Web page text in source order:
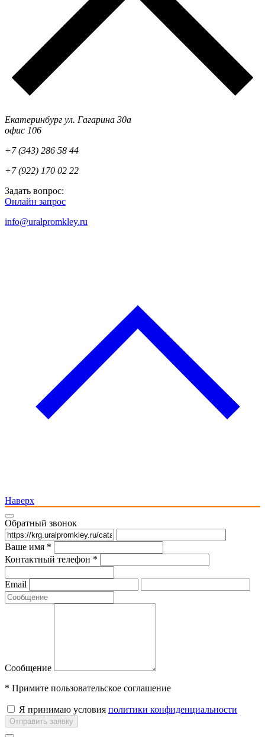
Екатеринбург ул. Гагарина 30а
офис 106
+7 (343) 286 58 44
+7 (922) 170 02 22
Задать вопрос:
Онлайн запрос
info@uralpromkley.ru
Наверх
Обратный звонок
Ваше имя *
Контактный телефон *
Email
Сообщение
* Примите пользовательское соглашение
Я принимаю условия политики конфиденциальности
Отправить заявку